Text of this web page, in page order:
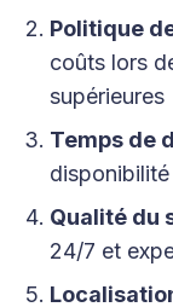
Politique
coûts lors
supérieures
Temps de
Qualité du
24/7 et